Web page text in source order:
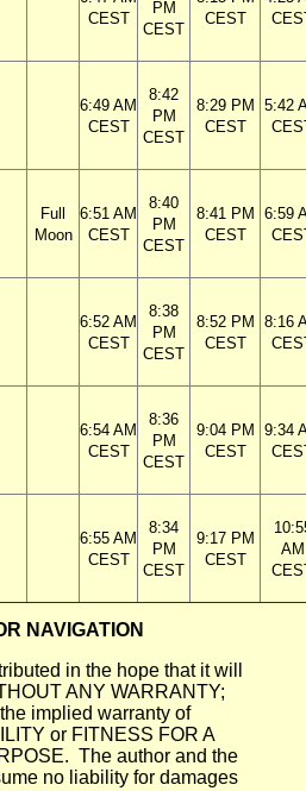
CEST
PM
CEST
CEST
6:49 AM
CEST
8:42
PM
CEST
8:29 PM
CEST
5:42
Full
Moon
6:51 AM
CEST
8:40
PM
CEST
8:41 PM
CEST
6:59
6:52 AM
CEST
8:38
PM
CEST
8:52 PM
CEST
8:16
6:54 AM
CEST
8:36
PM
CEST
9:04 PM
CEST
9:34
6:55 AM
CEST
8:34
PM
CEST
9:17 PM
CEST
AM
NAVIGATION
in the hope that it will
ANY WARRANTY;
implied warranty of
or FITNESS FOR A
The author and the
no liability for damages